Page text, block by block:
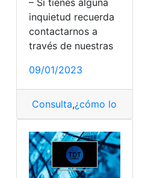
– Si tienes alguna
inquietud recuerda
contactarnos a
través de nuestras
09/01/2023
Consulta,¿cómo lo